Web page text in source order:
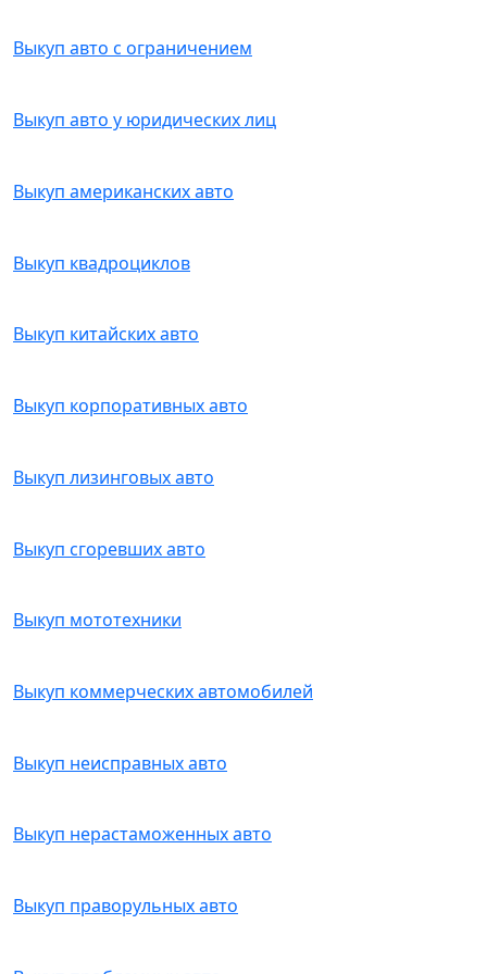
Выкуп авто с ограничением
Выкуп авто у юридических лиц
Выкуп американских авто
Выкуп квадроциклов
Выкуп китайских авто
Выкуп корпоративных авто
Выкуп лизинговых авто
Выкуп сгоревших авто
Выкуп мототехники
Выкуп коммерческих автомобилей
Выкуп неисправных авто
Выкуп нерастаможенных авто
Выкуп праворульных авто